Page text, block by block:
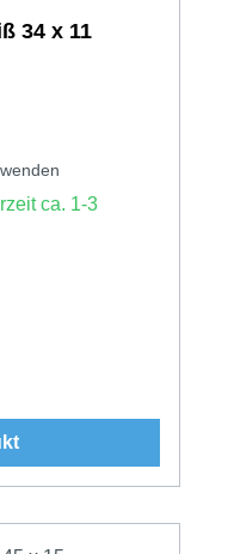
5 von 5 Sternen
34 x 11
ca. 1-3
Preis: